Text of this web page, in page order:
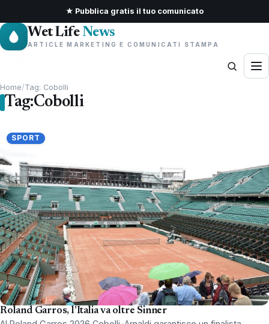
★ Pubblica gratis il tuo comunicato
Wet Life News
ARTICLE MARKETING E COMUNICATI STAMPA
Home/Tag: Cobolli
Tag:Cobolli
SPORT
Roland Garros, l’Italia va oltre Sinner